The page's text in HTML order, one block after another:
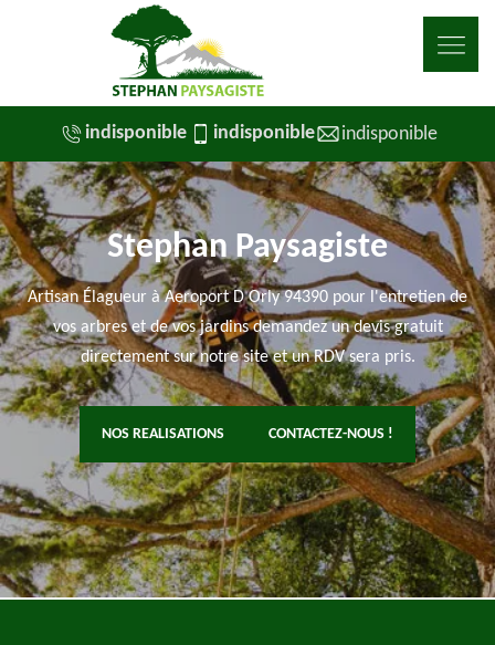
indisponible indisponible indisponible
Stephan Paysagiste
Artisan Élagueur à Aeroport D Orly 94390 pour l'entretien de
vos arbres et de vos jardins demandez un devis gratuit
directement sur notre site et un RDV sera pris.
NOS REALISATIONS CONTACTEZ-NOUS !